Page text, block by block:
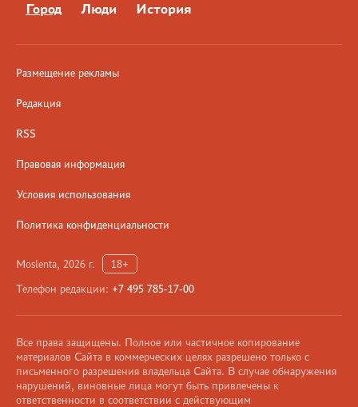
Город Люди История
Размещение рекламы
Редакция
RSS
Правовая информация
Условия использования
Политика конфиденциальности
Moslenta, 2026 г.
18+
Телефон редакции: +7 495 785-17-00
Все права защищены. Полное или частичное копирование
материалов Сайта в коммерческих целях разрешено только с
письменного разрешения владельца Сайта. В случае обнаружения
нарушений, виновные лица могут быть привлечены к
ответственности в соответствии с действующим